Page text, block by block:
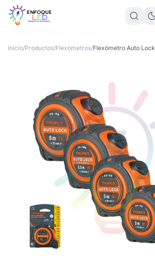
Inicio/Productos/Flexómetros/Flexómetro Auto Lock